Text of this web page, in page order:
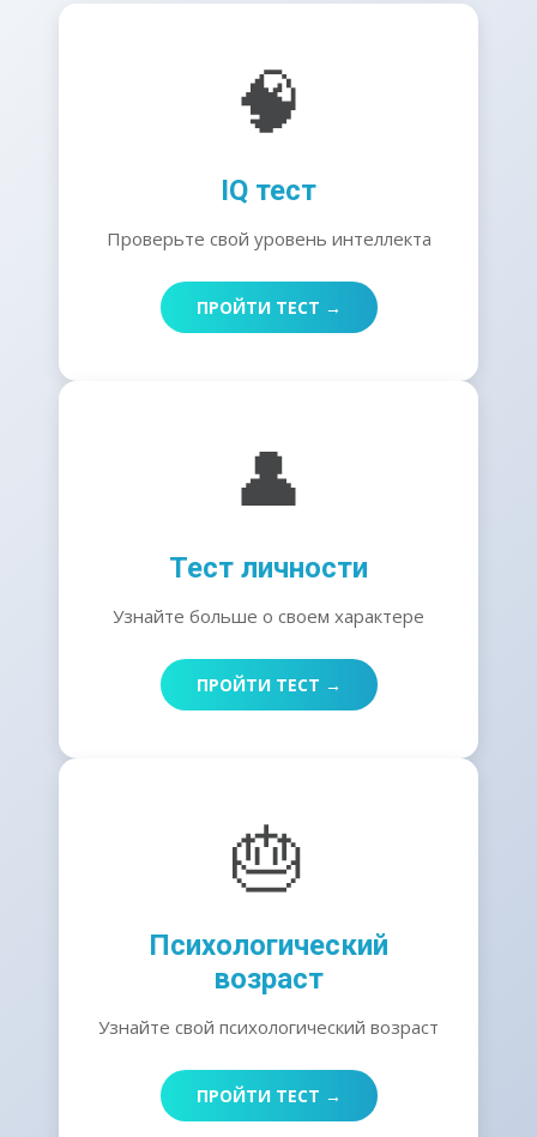
🧠
IQ тест
Проверьте свой уровень интеллекта
ПРОЙТИ ТЕСТ →
👤
Тест личности
Узнайте больше о своем характере
ПРОЙТИ ТЕСТ →
🎂
Психологический
возраст
Узнайте свой психологический возраст
ПРОЙТИ ТЕСТ →